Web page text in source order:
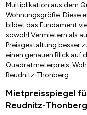
Multiplikation aus dem
Wohnungsgröße. Diese
bildet das Fundament
sowohl Vermietern als
Preisgestaltung besser
einen genauen Blick auf
Quadratmeterpreis,
Reudnitz-Thonberg.
Mietpreisspiegel
Reudnitz-